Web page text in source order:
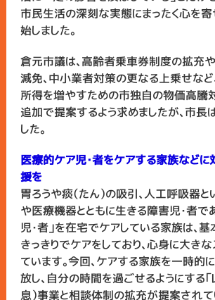
市民生活の深刻な実態にまったく心を
始しました。
倉元市議は、高齢者乗車券制度の拡充
減免、中小業者対策の更なる上乗せな
所得を増やすための市独自の物価高騰
追加で提案するよう求めましたが、市長
した。
医療的ケア児・者をケアする家族などに
援を
胃ろうや痰（たん）の吸引、人工呼吸器
や医療機器とともに生きる障害児・者で
児・者」を在宅でケアしている家族は、
きっきりでケアをしており、心身に大き
ています。今回、ケアする家族を一時的
放し、自分の時間を過ごせるようにする「
息）事業と相談体制の拡充が提案されて